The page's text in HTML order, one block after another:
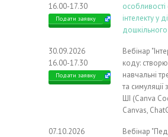
16.00-17.30
Подати заявку
інтелекту у
дошкільного
30.09.2026
16.00-17.30
Подати заявку
Вебінар
коду:
навчальні
та
ШІ (Canva
Canvas,
07.10.2026
Вебінар